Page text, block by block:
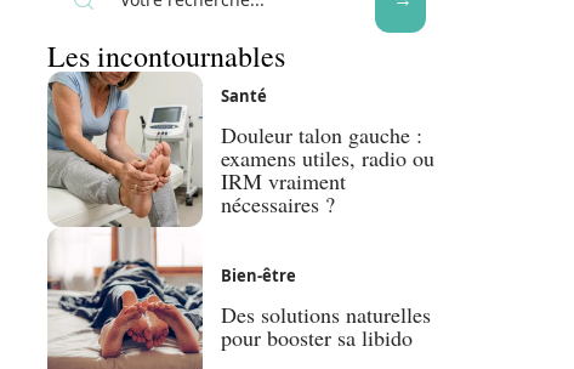
Les incontournables
Santé
Douleur talon gauche :
examens utiles, radio ou
IRM vraiment
nécessaires ?
Bien-être
Des solutions naturelles
pour booster sa libido